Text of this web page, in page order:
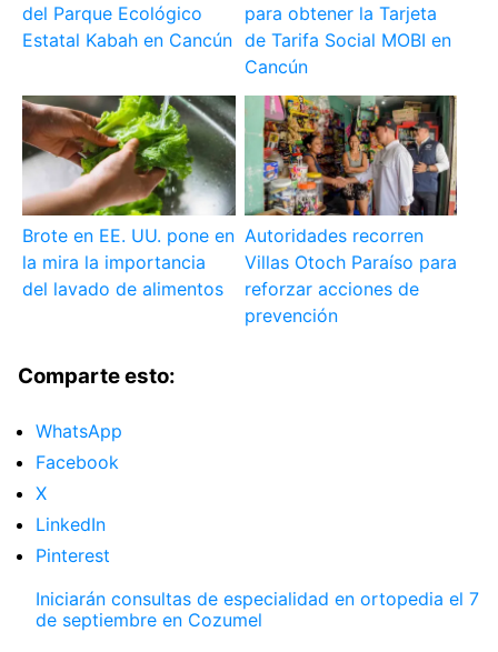
del Parque Ecológico
Estatal Kabah en Cancún
para obtener la Tarjeta
de Tarifa Social MOBI en
Cancún
Brote en EE. UU. pone en
la mira la importancia
del lavado de alimentos
Autoridades recorren
Villas Otoch Paraíso para
reforzar acciones de
prevención
Comparte esto:
WhatsApp
Facebook
X
LinkedIn
Pinterest
Iniciarán consultas de especialidad en ortopedia el 7
de septiembre en Cozumel